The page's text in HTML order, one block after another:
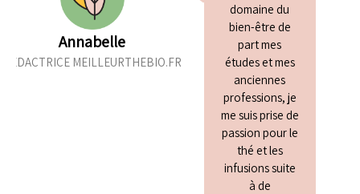
domaine du
bien-être de
part mes
études et mes
anciennes
professions, je
me suis prise de
passion pour le
thé et les
infusions suite
à de
Annabelle
RÉDACTRICE MEILLEURTHEBIO.FR